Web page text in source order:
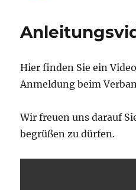
Deutschland
Hier finden Sie ein
Anmeldung beim
Wir freuen uns darauf
begrüßen zu dürfen.